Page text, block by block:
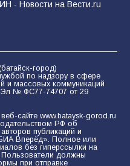
- Новости на Вести.ru
город)
по надзору в сфере
и массовых коммуникаций
№ ФС77-74707 от 29
сайте www.bataysk-gorod.ru
РФ об
публикаций и
Вперёд». Полное или
без гиперссылки на
Пользователи должны
при отправке